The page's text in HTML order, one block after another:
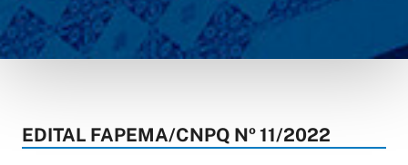
EDITAL FAPEMA/CNPQ Nº 11/2022